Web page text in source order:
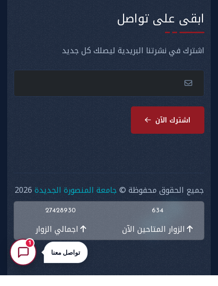
ابقى على تواصل
اشترك في نشرتنا البريدية ليصلك كل جديد
اشترك الآن
جميع الحقوق محفوظة ©جامعة المنصورة الجديدة2026
634
الزوار المتاحين الآن
27428930
اجمالي الزوار
تواصل معنا
1